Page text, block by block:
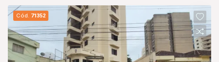
Cód. 71352